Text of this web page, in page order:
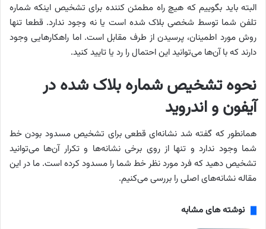
البته باید بگوییم که هیچ راه مطمئن کننده برای تشخیص اینکه شماره
تلفن شما توسط شخصی بلاک شده است یا نه وجود ندارد. قطعا تنها
روش مورد اطمینان، پرسیدن از طرف مقابل است. اما راهکارهایی وجود
دارند که با ‌آن‌ها می‌توانید این احتمال را رد یا تایید کنید.
نحوه تشخیص شماره بلاک شده در
آیفون و اندروید
همانطور که گفته شد نشانه‌ای قطعی برای تشخیص مسدود بودن خط
شما وجود ندارد و تنها از روی برخی نشانه‌ها و تکرار آن‌ها می‌توانید
تشخیص دهید که فرد مورد نظر خط شما را مسدود کرده است. ما در این
مقاله نشانه‌های اصلی را بررسی می‌کنیم.
نوشته های مشابه